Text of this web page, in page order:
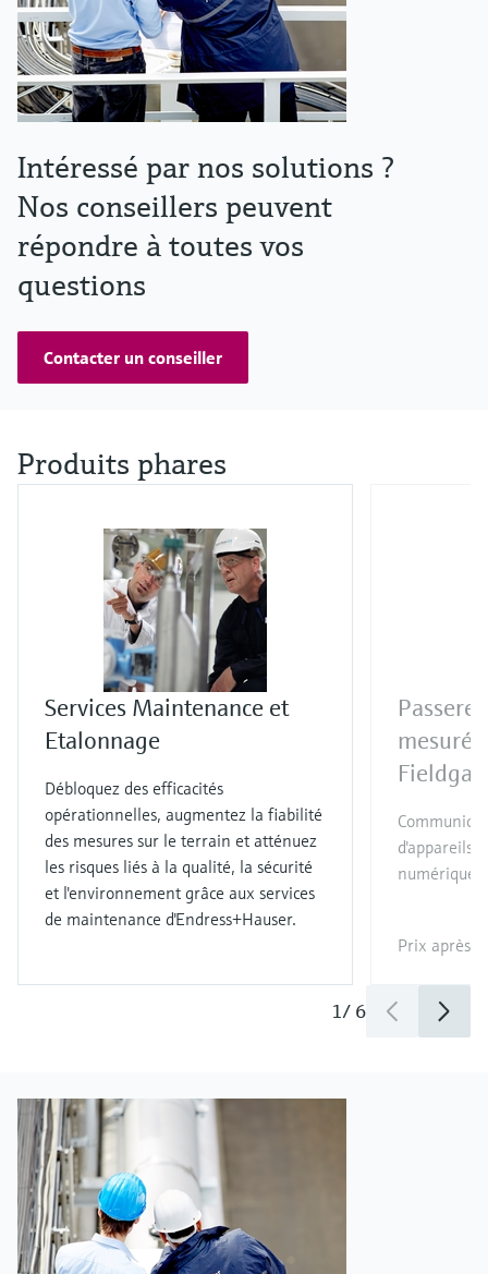
Intéressé par nos solutions ?
Nos conseillers peuvent
répondre à toutes vos
questions
Contacter un conseiller
Produits phares
Services Maintenance et
Etalonnage
Débloquez des efficacités
opérationnelles, augmentez la fiabilité
des mesures sur le terrain et atténuez
les risques liés à la qualité, la sécurité
et l'environnement grâce aux services
de maintenance d'Endress+Hauser.
d'appareils
numériques
Prix après
1/ 6